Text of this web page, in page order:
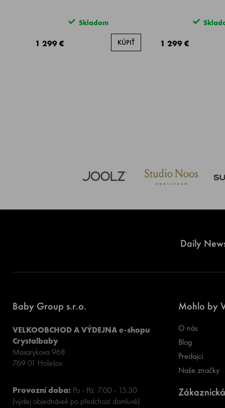
Skladom
1 299 € KÚPIŤ 1 299 €
Daily
Baby Group s.r.o.
VELKOOBCHOD A VÝDEJNA e-shopu
Crystalbaby
Masarykova 968
769 01 Holešov
Provozní doba: Po - Pá, 7:00 - 15:30
(výdej objednávek po předchozí domluvě)
Mohlo by
O nás
Blog
Predajci
Naše značky